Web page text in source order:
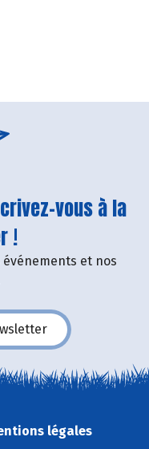
vous à la
!
et nos
légales